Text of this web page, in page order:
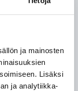
ja mainosten
Lisäksi
ja analytiikka-
katsomiaan